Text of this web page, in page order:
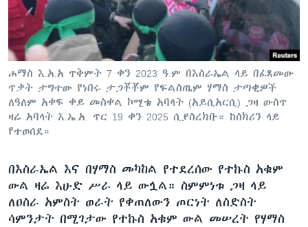
ቋንቋዎች
ሐማስ እ.አ.አ ጥቅምት 7 ቀን 2023 ዓ.ም በእስራኤል ላይ በፈጸመው
ጥቃት ታግተው የነበሩ ታጋቾቾም የፍልስጤም ሃማስ ታጣቂዎች
ለዓለም አቀፍ ቀይ መስቀል ኮሚቴ አባላት (አይሲአርሲ) ጋዛ ውስጥ
ዛሬ አባላት እ.ኤ.አ. ጥር 19 ቀን 2025 ሲያስረክቡ። ከስክሪን ላይ
የተወሰደ።
በእስራኤል እና በሃማስ መካከል የተደረሰው የተኩስ አቁም
ውል ዛሬ እሁድ ሥራ ላይ ውሏል። ስምምነቱ ጋዛ ላይ
ለዐስራ አምስት ወራት የቀጠለውን ጦርነት ለስድስት
ሳምንታት በሚገታው የተኩስ አቁም ውል መሠረት የሃማስ